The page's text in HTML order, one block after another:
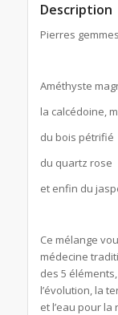
Description
Pierres
Améthyste
la calcédoine,
du bois pétrifié
du quartz rose
et enfin du
Ce mélange
médecine
des 5
l’évolution, la
et l’eau pour